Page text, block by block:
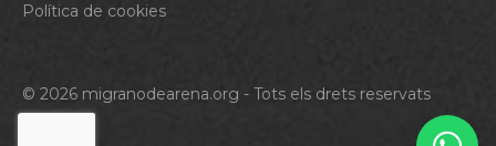
© 2026 migranodearena.org - Tots els drets reservats
Política de cookies